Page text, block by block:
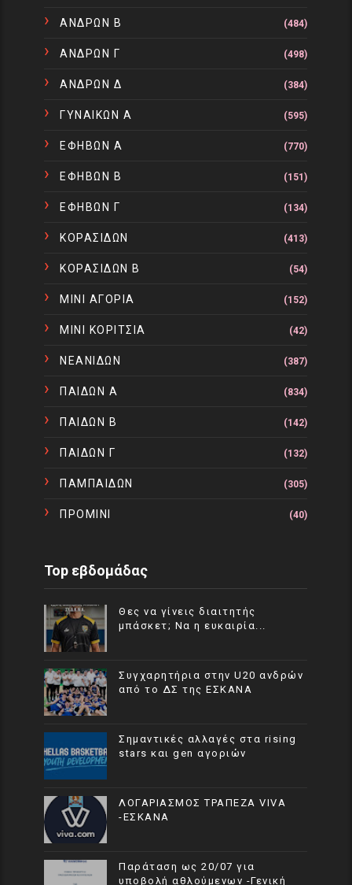
ΑΝΔΡΩΝ Β (484)
ΑΝΔΡΩΝ Γ (498)
ΑΝΔΡΩΝ Δ (384)
ΓΥΝΑΙΚΩΝ Α (595)
ΕΦΗΒΩΝ Α (770)
ΕΦΗΒΩΝ Β (151)
ΕΦΗΒΩΝ Γ (134)
ΚΟΡΑΣΙΔΩΝ (413)
ΚΟΡΑΣΙΔΩΝ Β (54)
ΜΙΝΙ ΑΓΟΡΙΑ (152)
ΜΙΝΙ ΚΟΡΙΤΣΙΑ (42)
ΝΕΑΝΙΔΩΝ (387)
ΠΑΙΔΩΝ Α (834)
ΠΑΙΔΩΝ Β (142)
ΠΑΙΔΩΝ Γ (132)
ΠΑΜΠΑΙΔΩΝ (305)
ΠΡΟΜΙΝΙ (40)
Top εβδομάδας
Θες να γίνεις διαιτητής
μπάσκετ; Να η ευκαιρία...
Συγχαρητήρια στην U20 ανδρών
από το ΔΣ της ΕΣΚΑΝΑ
Σημαντικές αλλαγές στα rising
stars και gen αγοριών
ΛΟΓΑΡΙΑΣΜΟΣ ΤΡΑΠΕΖΑ VIVA
-ΕΣΚΑΝΑ
Παράταση ως 20/07 για
υποβολή αθλούμενων -Γενική